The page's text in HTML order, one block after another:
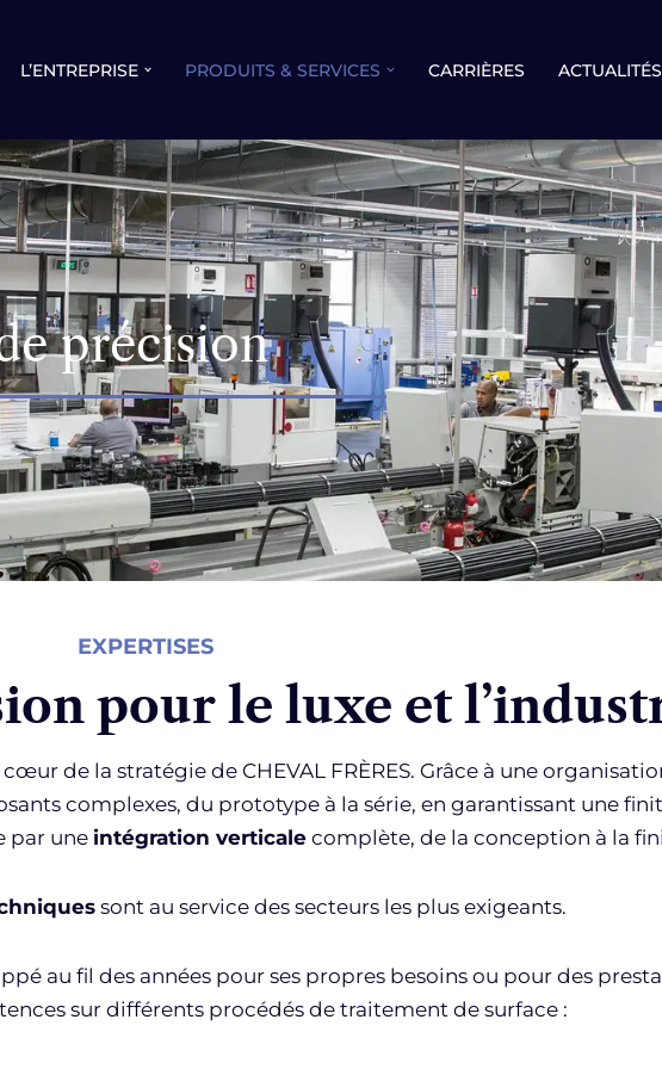
L’ENTREPRISE PRODUITS & SERVICES CARRIÈRES ACTUALITÉS
précision
EXPERTISES
pour le luxe et
de la stratégie de CHEVAL FRÈRES. Grâce à une
complexes, du prototype à la série, en garantissant une
par une intégration verticale complète, de la conception à la
sont au service des secteurs les plus exigeants.
au fil des années pour ses propres besoins ou pour des
sur différents procédés de traitement de surface :